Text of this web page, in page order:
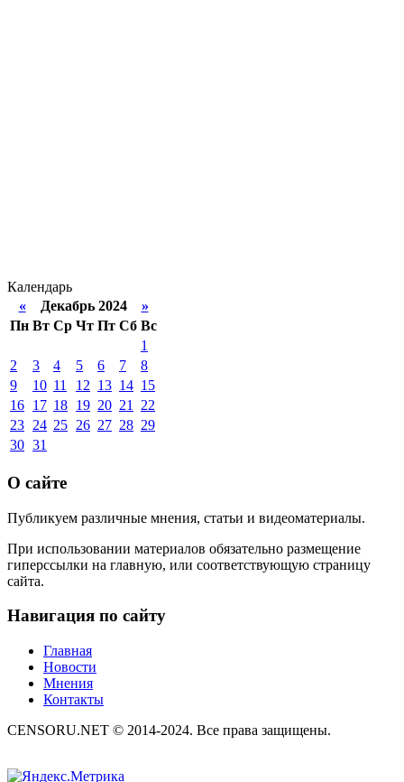
Календарь
«Декабрь 2024 »
Пн Вт Ср Чт Пт Сб Вс
1
2
3 4 5 6 7
8
9
10 11 12 13 14 15
16 17 18 19 20 21
22
23 24 25 26 27 28 29
30 31
О сайте
Публикуем различные мнения, статьи и видеоматериалы.
При использовании материалов обязательно размещение
гиперссылки на главную, или соответствующую страницу
сайта.
Навигация по сайту
Главная
Новости
Мнения
Контакты
CENSORU.NET © 2014-2024. Все права защищены.